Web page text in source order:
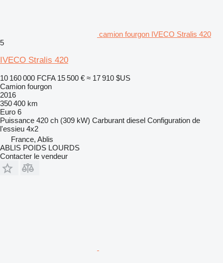
camion fourgon IVECO Stralis 420
5
IVECO Stralis 420
10 160 000 FCFA 15 500 € ≈ 17 910 $US
Camion fourgon
2016
350 400 km
Euro 6
Puissance 420 ch (309 kW) Carburant diesel Configuration de
l'essieu 4x2
France, Ablis
ABLIS POIDS LOURDS
Contacter le vendeur